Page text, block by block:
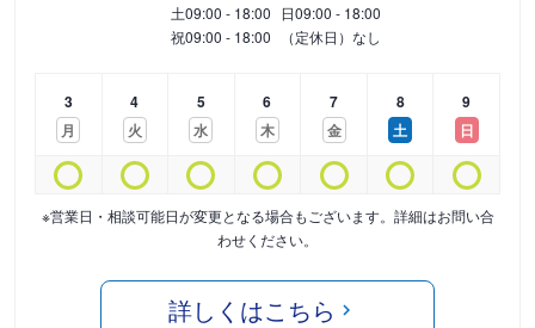
土09:00 - 18:00 日09:00 - 18:00
祝09:00 - 18:00 （定休日）なし
3
月
4
火
5
水
6
木
7
金
8
土
9
日
※営業日・相談可能日が変更となる場合もございます。詳細はお問い合
わせください。
詳しくはこちら